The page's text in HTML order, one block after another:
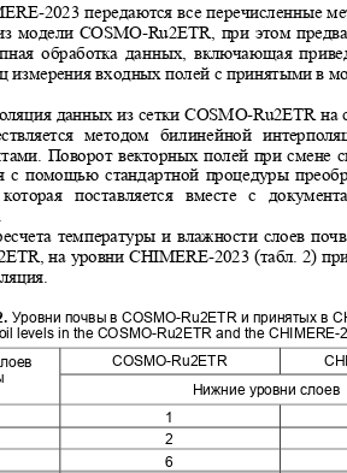
2023 передаются все перечисленные
модели COSMO-Ru2ETR , при этом
обработка данных, включающая
измерения входных полей с принятыми в
данных из сетки COSMO-Ru2ETR на
методом билинейной
Поворот векторных полей при смене
с помощью стандартной процедуры
которая поставляется вместе с
температуры и влажности слоев
, на уровни CHIMERE-2023 (табл. 2)
. Уровни почвы вCOSMO-Ru2ETR и принятых в
levels in the COSMO-Ru2ETR and the
COSMO-Ru2ETR
Нижние уровни слоев
1
2
6